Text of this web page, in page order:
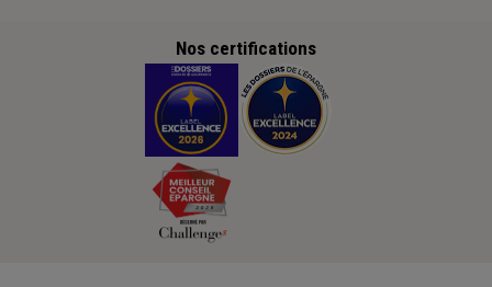
Nos certifications